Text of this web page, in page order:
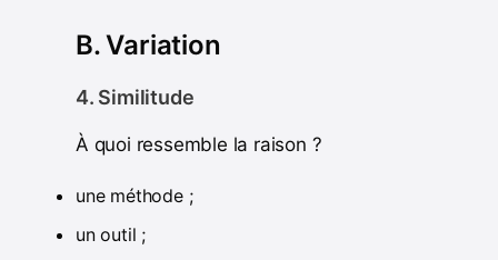
B. Variation
4. Similitude
À quoi ressemble la raison ?
une méthode ;
un outil ;